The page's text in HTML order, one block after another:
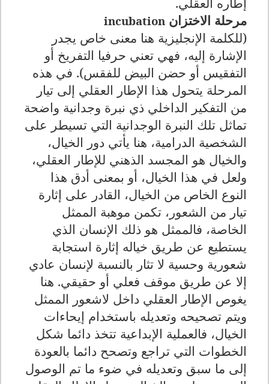
مرحلة الاختزان incubation
(للكلمة الإنجليزية هنا معنى خاص يجدر
الإشارة إليه، فهي تعني حرفيا التفريخ أو
التفقيس أو حضن البيض للفقس). في هذه
المرحلة يتحول هذا الإطار العقلي إلى تيار
من التفكير الداخلي ذي نبرة وجدانية واضحة
تماثل تلك النبرة الوجدانية التي تسيطر على
الشخصية الدرامية، هنا يأتي دور الخيال،
والخيال هو المجسد الذهني للإطار العقلي،
ولعل في هذا الخيال، أو بمعنى أدق هذا
النوع الخاص من الخيال، القادر على إثارة
تيار من الشعور، تكمن موهبة الممثل
الخاصة، فالممثل هو ذلك الإنسان الذي
يستطيع عن طريق خياله إثارة استجابة
شعورية وحسية لا تثار بالنسبة لإنسان عادي
إلا عن طريق موقف فعلي أو حقيقي. هنا
يغوص الإطار العقلي داخل لاشعور الممثل
ويتم تصحيحه وتعديله باستخدام إيحاءات
الخيال، فالعملية الإبداعية تتخذ دائما شكل
الخطوات التي تراجع وتصحح دائما بالعودة
إلى ما سبق وتعديله في ضوء ما تم الوصول